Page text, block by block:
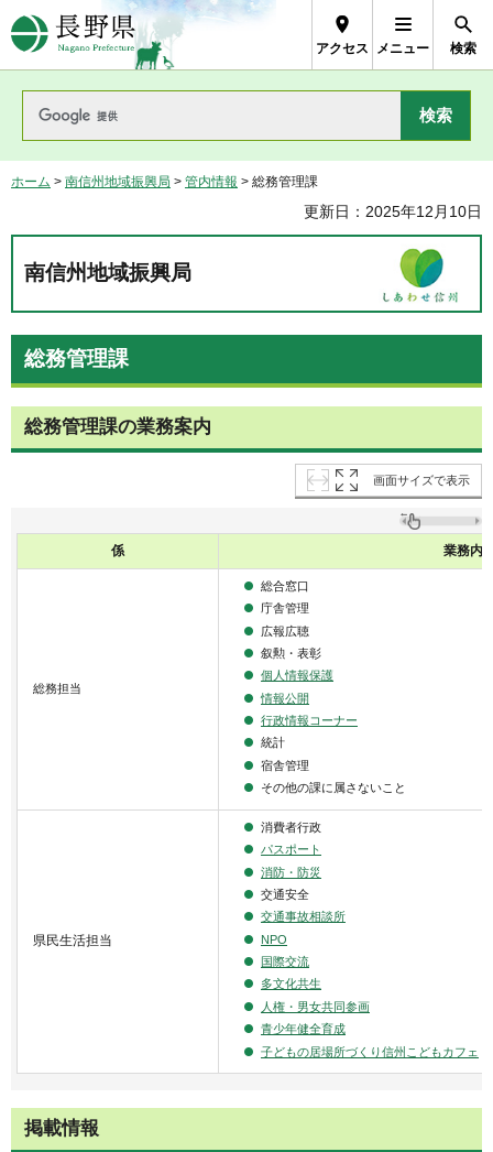
長野県Nagano Prefecture
アクセス メニュー 検索
ホーム > 南信州地域振興局 > 管内情報 > 総務管理課
更新日：2025年12月10日
南信州地域振興局
総務管理課
総務管理課の業務案内
画面サイズで表示
係 業務内
総務担当
総合窓口
庁舎管理
広報広聴
叙勲・表彰
個人情報保護
情報公開
行政情報コーナー
統計
宿舎管理
その他の課に属さないこと
県民生活担当
消費者行政
パスポート
消防・防災
交通安全
交通事故相談所
NPO
国際交流
多文化共生
人権・男女共同参画
青少年健全育成
子どもの居場所づくり信州こどもカフェ
掲載情報